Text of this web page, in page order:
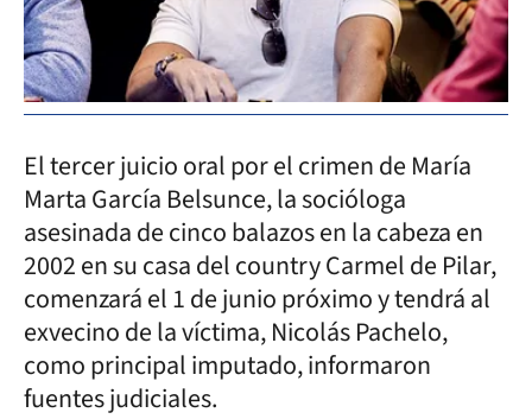
El tercer juicio oral por el crimen de María
Marta García Belsunce, la socióloga
asesinada de cinco balazos en la cabeza en
2002 en su casa del country Carmel de Pilar,
comenzará el 1 de junio próximo y tendrá al
exvecino de la víctima, Nicolás Pachelo,
como principal imputado, informaron
fuentes judiciales.